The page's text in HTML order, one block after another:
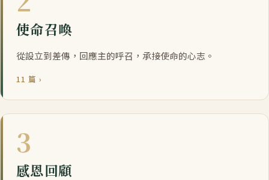
使命召喚
從設立到差傳，回應主的呼召，承接使命的心志。
11 篇 ›
3
感恩回顧